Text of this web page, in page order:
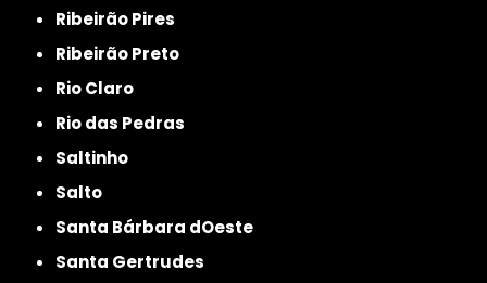
Ribeirão Pires
Ribeirão Preto
Rio Claro
Rio das Pedras
Saltinho
Salto
Santa Bárbara dOeste
Santa Gertrudes